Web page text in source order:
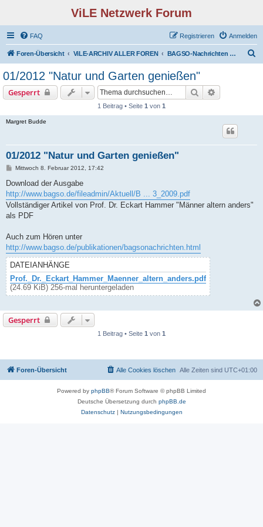
ViLE Netzwerk Forum
FAQ Anmelden
Registrieren
Foren-Übersicht ViLE-ARCHIV ALLER FOREN BAGSO-Nachrichten 2012
01/2012 "Natur und Garten genießen"
Gesperrt Suche
1 Beitrag • Seite 1 von 1
Margret Budde
01/2012 "Natur und Garten genießen"
B
i
r
a
g
Mittwoch 8. Februar 2012, 17:42
Download der Ausgabe
http://www.bagso.de/fileadmin/Aktuell/B ... 3_2009.pdf
Vollständiger Artikel von Prof. Dr. Eckart Hammer "Männer altern anders"
als PDF
Auch zum Hören unter
http://www.bagso.de/publikationen/bagsonachrichten.html
DATEIANHÄNGE
Prof._Dr._Eckart_Hammer_Maenner_altern_anders.pdf
(24.69 KiB) 256-mal heruntergeladen
Gesperrt
1 Beitrag • Seite 1 von 1
Foren-Übersicht Alle Zeiten sind UTC+01:00
Alle Cookies löschen
Powered by phpBB® Forum Software © phpBB Limited
Deutsche Übersetzung durch phpBB.de
Datenschutz| Nutzungsbedingungen